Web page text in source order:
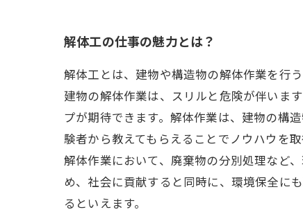
解体工の仕事の魅力とは？
解体工とは、建物や構造物の解体作業を行
建物の解体作業は、スリルと危険が伴いま
プが期待できます。解体作業は、建物の構
験者から教えてもらえることでノウハウを
解体作業において、廃棄物の分別処理など
め、社会に貢献すると同時に、環境保全に
るといえます。